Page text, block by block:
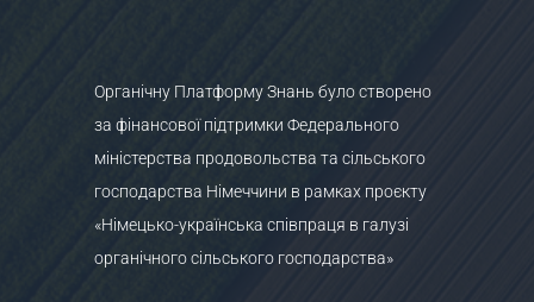
Органічну Платформу Знань було створено
за фінансової підтримки Федерального
міністерства продовольства та сільського
господарства Німеччини в рамках проєкту
«Німецько-українська співпраця в галузі
органічного сільського господарства»